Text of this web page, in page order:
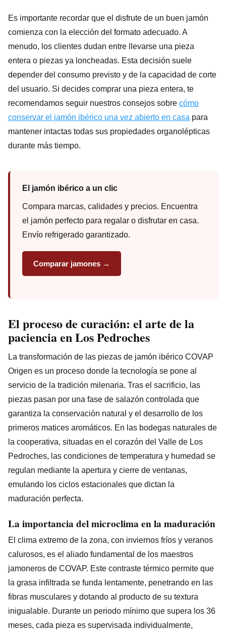
Es importante recordar que el disfrute de un buen jamón
comienza con la elección del formato adecuado. A
menudo, los clientes dudan entre llevarse una pieza
entera o piezas ya loncheadas. Esta decisión suele
depender del consumo previsto y de la capacidad de corte
del usuario. Si decides comprar una pieza entera, te
recomendamos seguir nuestros consejos sobre cómo
conservar el jamón ibérico una vez abierto en casa para
mantener intactas todas sus propiedades organolépticas
durante más tiempo.
El jamón ibérico a un clic
Compara marcas, calidades y precios. Encuentra
el jamón perfecto para regalar o disfrutar en casa.
Envío refrigerado garantizado.
Comparar jamones →
El proceso de curación: el arte de la
paciencia en Los Pedroches
La transformación de las piezas de jamón ibérico COVAP
Origen es un proceso donde la tecnología se pone al
servicio de la tradición milenaria. Tras el sacrificio, las
piezas pasan por una fase de salazón controlada que
garantiza la conservación natural y el desarrollo de los
primeros matices aromáticos. En las bodegas naturales de
la cooperativa, situadas en el corazón del Valle de Los
Pedroches, las condiciones de temperatura y humedad se
regulan mediante la apertura y cierre de ventanas,
emulando los ciclos estacionales que dictan la
maduración perfecta.
La importancia del microclima en la maduración
El clima extremo de la zona, con inviernos fríos y veranos
calurosos, es el aliado fundamental de los maestros
jamoneros de COVAP. Este contraste térmico permite que
la grasa infiltrada se funda lentamente, penetrando en las
fibras musculares y dotando al producto de su textura
inigualable. Durante un periodo mínimo que supera los 36
meses, cada pieza es supervisada individualmente,